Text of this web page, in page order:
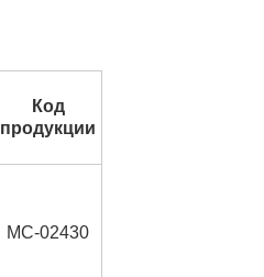
Код
продукции
MC-02430